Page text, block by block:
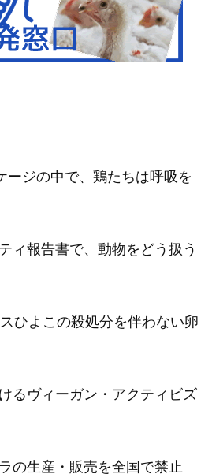
ジの中で、鶏たちは呼吸を
ィ報告書で、動物をどう扱う
ひよこの殺処分を伴わない卵
るヴィーガン・アクティビズ
の生産・販売を全国で禁止